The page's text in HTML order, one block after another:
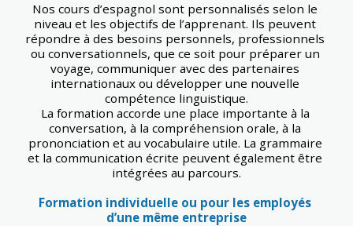
Nos cours d’espagnol sont personnalisés selon le
niveau et les objectifs de l’apprenant. Ils peuvent
répondre à des besoins personnels, professionnels
ou conversationnels, que ce soit pour préparer un
voyage, communiquer avec des partenaires
internationaux ou développer une nouvelle
compétence linguistique.
La formation accorde une place importante à la
conversation, à la compréhension orale, à la
prononciation et au vocabulaire utile. La grammaire
et la communication écrite peuvent également être
intégrées au parcours.
Formation individuelle ou pour les employés
d’une même entreprise